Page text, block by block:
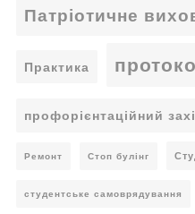
Патріотичне
Практика
профорієнтаційний
Ремонт Стоп булінг
студентське самоврядування